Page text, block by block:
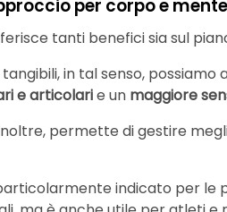
per corpo e mente
tanti benefici sia sul
in tal senso, possiamo
e articolarie un maggiore
permette di gestire
indicato per le